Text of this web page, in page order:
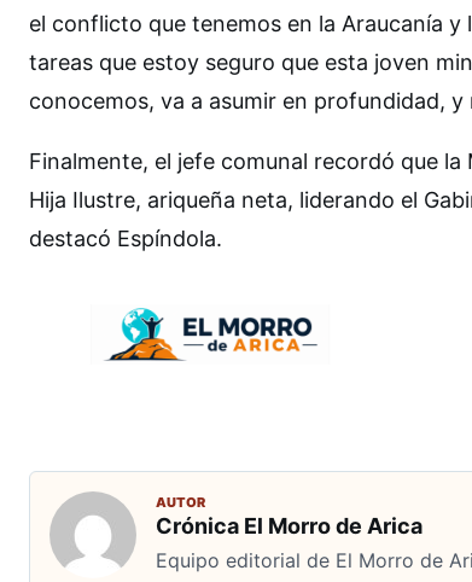
el conflicto que tenemos en la Araucanía
tareas que estoy seguro que esta joven
conocemos, va a asumir en profundidad,
Finalmente, el jefe comunal recordó que
Hija Ilustre, ariqueña neta, liderando el
destacó Espíndola.
AUTOR
Crónica El Morro de Arica
Equipo editorial de El Morro de